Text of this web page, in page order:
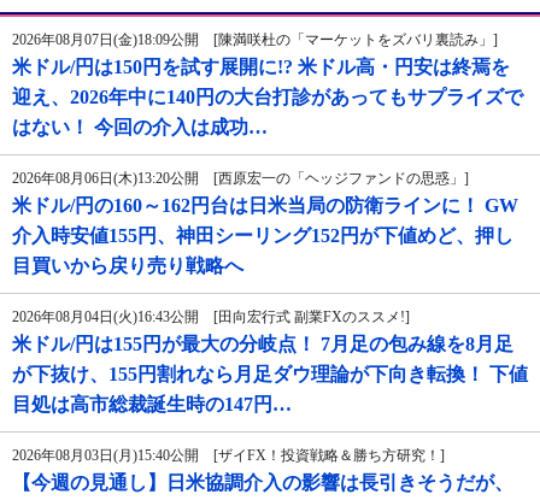
2026年08月07日(金)18:09公開 [陳満咲杜の「マーケットをズバリ裏読み」]
米ドル/円は150円を試す展開に!? 米ドル高・円安は終焉を
迎え、2026年中に140円の大台打診があってもサプライズで
はない！ 今回の介入は成功…
2026年08月06日(木)13:20公開 [西原宏一の「ヘッジファンドの思惑」]
米ドル/円の160～162円台は日米当局の防衛ラインに！ GW
介入時安値155円、神田シーリング152円が下値めど、押し
目買いから戻り売り戦略へ
2026年08月04日(火)16:43公開 [田向宏行式 副業FXのススメ!]
米ドル/円は155円が最大の分岐点！ 7月足の包み線を8月足
が下抜け、155円割れなら月足ダウ理論が下向き転換！ 下値
目処は高市総裁誕生時の147円…
2026年08月03日(月)15:40公開 [ザイFX！投資戦略＆勝ち方研究！]
【今週の見通し】日米協調介入の影響は長引きそうだが、